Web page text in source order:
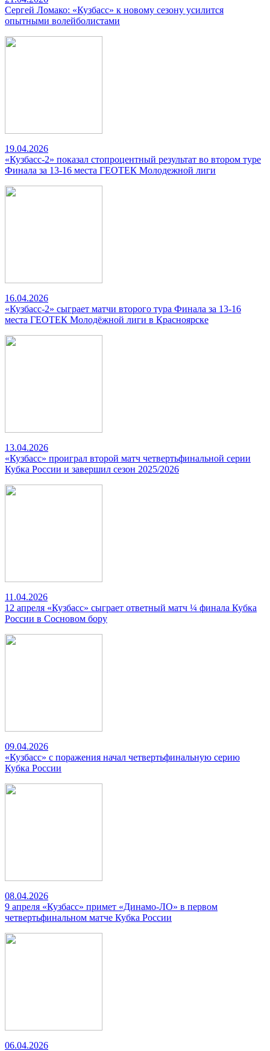
Сергей Ломако: «Кузбасс» к новому сезону усилится
опытными волейболистами
19.04.2026
«Кузбасс-2» показал стопроцентный результат во втором туре
Финала за 13-16 места ГЕОТЕК Молодежной лиги
16.04.2026
«Кузбасс-2» сыграет матчи второго тура Финала за 13-16
места ГЕОТЕК Молодёжной лиги в Красноярске
13.04.2026
«Кузбасс» проиграл второй матч четвертьфинальной серии
Кубка России и завершил сезон 2025/2026
11.04.2026
12 апреля «Кузбасс» сыграет ответный матч ¼ финала Кубка
России в Сосновом бору
09.04.2026
«Кузбасс» с поражения начал четвертьфинальную серию
Кубка России
08.04.2026
9 апреля «Кузбасс» примет «Динамо-ЛО» в первом
четвертьфинальном матче Кубка России
06.04.2026